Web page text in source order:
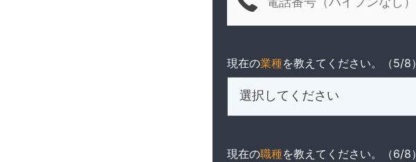
現在の業種を教えてください。（5/8）
現在の職種を教えてください。（6/8）